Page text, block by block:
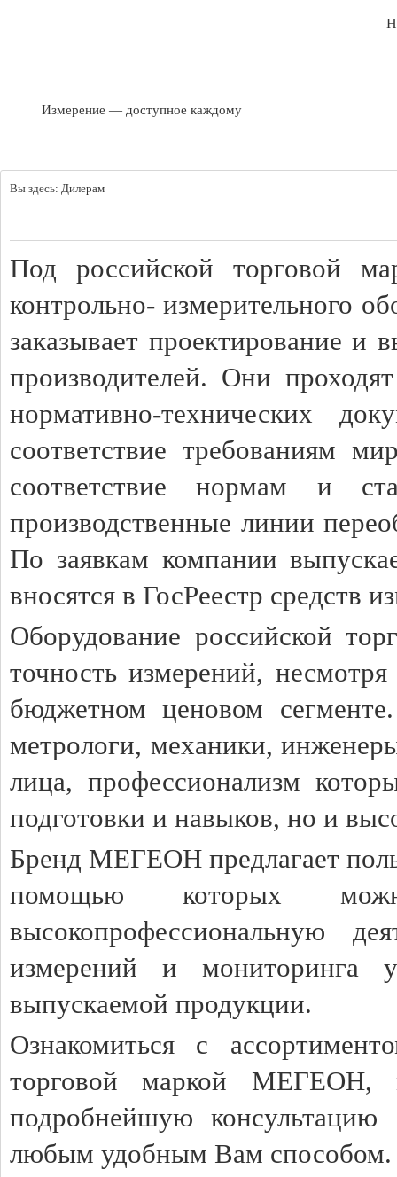
Измерение — доступное каждому
Вы здесь: Дилерам
Под российской торговой
контрольно- измерительного
заказывает проектирование
производителей. Они
нормативно-технических
соответствие требованиям
соответствие нормам и
производственные линии
По заявкам компании
вносятся в ГосРеестр средств
Оборудование российской
точность измерений,
бюджетном ценовом
метрологи, механики,
лица, профессионализм
подготовки и навыков, но и
Бренд МЕГЕОН предлагает
помощью которых
высокопрофессиональную
измерений и мониторинга
выпускаемой продукции.
Ознакомиться с
торговой маркой МЕГЕОН,
подробнейшую
любым удобным Вам способом.